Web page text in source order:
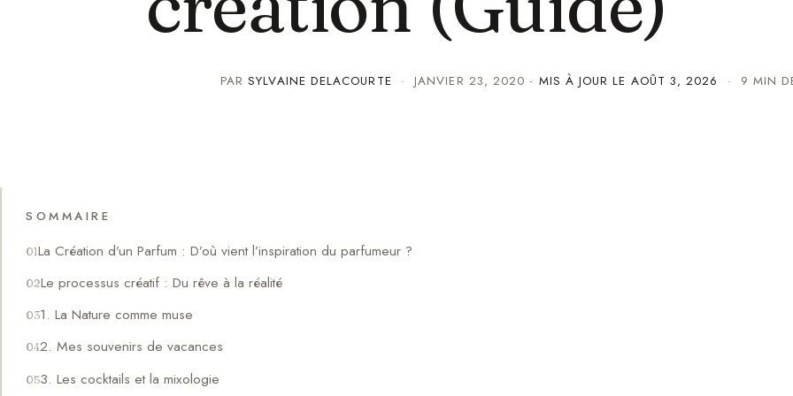
PARSYLVAINE DELACOURTE · JANVIER 23, 2020 · MIS À JOUR LE AOÛT 3, 2026 · 9 MIN
SOMMAIRE
La Création d’un Parfum : D’où vient l’inspiration du parfumeur ?
Le processus créatif : Du rêve à la réalité
1. La Nature comme muse
2. Mes souvenirs de vacances
3. Les cocktails et la mixologie